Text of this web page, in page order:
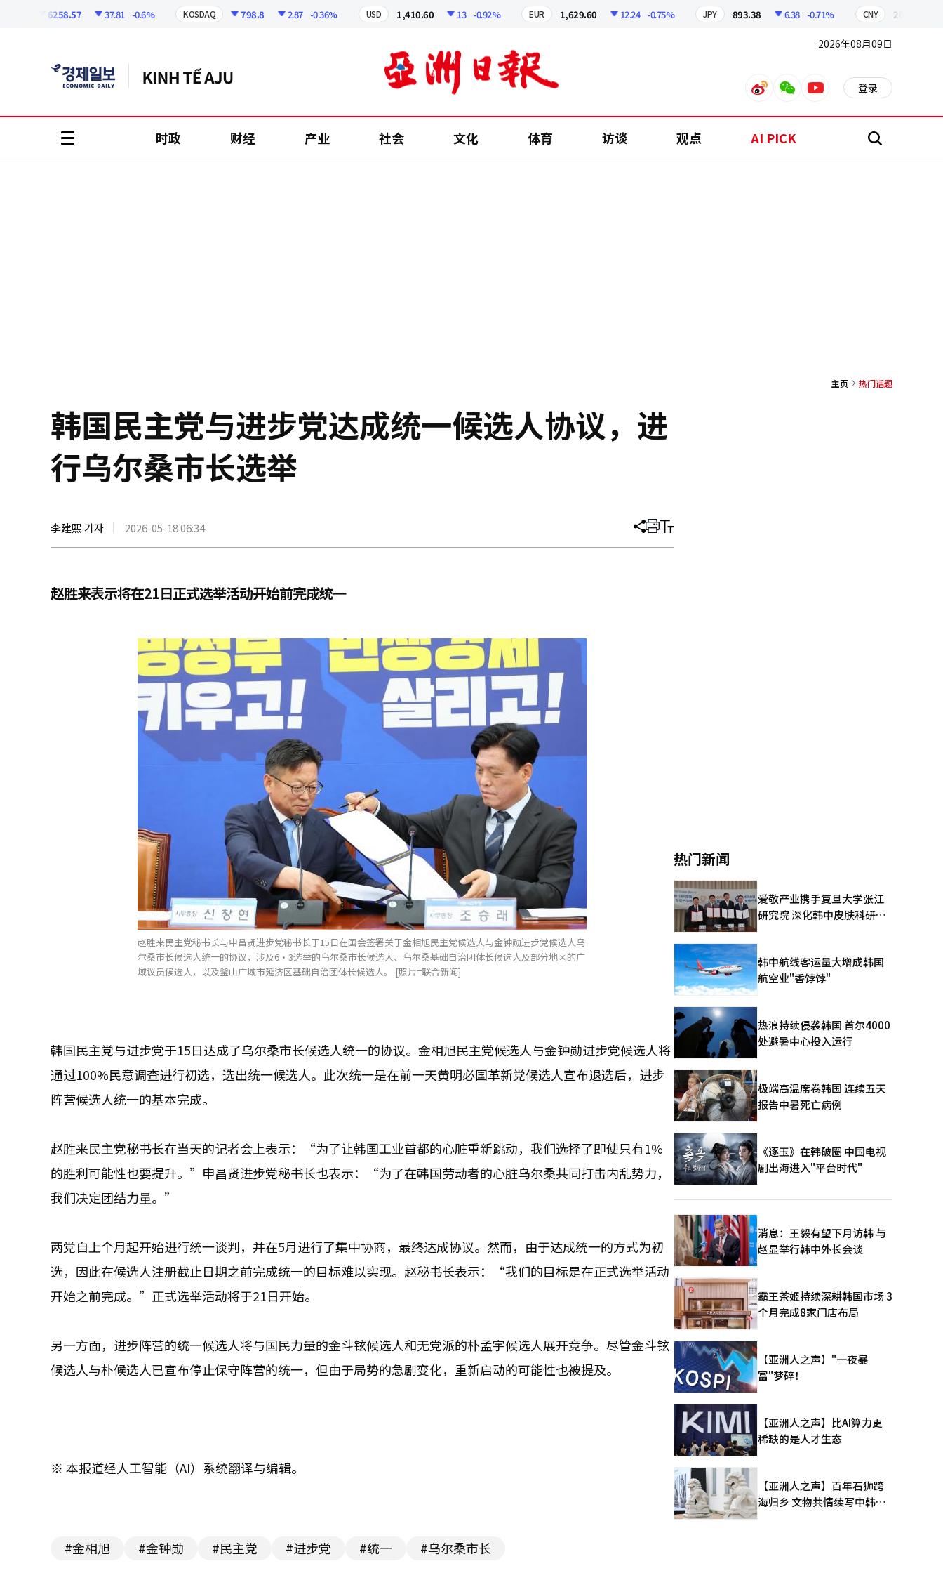
6258.57 37.81 -0.6% KOSDAQ 798.8 2.87 -0.36% USD 1,410.60 13 -0.92% EUR 1,629.60 12.24 -0.75% JPY 893.38 6.38 -0.71% CNY 209.17
2026年08月09日
weiboweixinyoutube 登录
时政 财经 产业 社会 文化 体育 访谈 观点 AI PICK 搜
主页 热门话题
韩国民主党与进步党达成统一候选人协议，进
行乌尔桑市长选举
李建熙 기자 2026-05-18 06:34 分
文
打 调
大
赵胜来表示将在21日正式选举活动开始前完成统一
赵胜来民主党秘书长与申昌贤进步党秘书长于15日在国会签署关于金相旭民主党候选人与金钟勋进步党候选人乌
尔桑市长候选人统一的协议，涉及6·3选举的乌尔桑市长候选人、乌尔桑基础自治团体长候选人及部分地区的广
域议员候选人，以及釜山广域市延济区基础自治团体长候选人。 [照片=联合新闻]
韩国民主党与进步党于15日达成了乌尔桑市长候选人统一的协议。金相旭民主党候选人与金钟勋进步党候选人将
通过100%民意调查进行初选，选出统一候选人。此次统一是在前一天黄明必国革新党候选人宣布退选后，进步
阵营候选人统一的基本完成。
赵胜来民主党秘书长在当天的记者会上表示：“为了让韩国工业首都的心脏重新跳动，我们选择了即使只有1%
的胜利可能性也要提升。”申昌贤进步党秘书长也表示：“为了在韩国劳动者的心脏乌尔桑共同打击内乱势力，
我们决定团结力量。”
两党自上个月起开始进行统一谈判，并在5月进行了集中协商，最终达成协议。然而，由于达成统一的方式为初
选，因此在候选人注册截止日期之前完成统一的目标难以实现。赵秘书长表示：“我们的目标是在正式选举活动
开始之前完成。”正式选举活动将于21日开始。
另一方面，进步阵营的统一候选人将与国民力量的金斗铉候选人和无党派的朴孟宇候选人展开竞争。尽管金斗铉
候选人与朴候选人已宣布停止保守阵营的统一，但由于局势的急剧变化，重新启动的可能性也被提及。
※ 本报道经人工智能（AI）系统翻译与编辑。
#金相旭 #金钟勋 #民主党 #进步党 #统一 #乌尔桑市长
热门新闻
爱敬产业携手复旦大学张江
研究院 深化韩中皮肤科研合
韩中航线客运量大增成韩国
航空业"香饽饽"
热浪持续侵袭韩国 首尔4000
处避暑中心投入运行
极端高温席卷韩国 连续五天
报告中暑死亡病例
《逐玉》在韩破圈 中国电视
剧出海进入"平台时代"
消息：王毅有望下月访韩 与
赵显举行韩中外长会谈
霸王茶姬持续深耕韩国市场 3
个月完成8家门店布局
【亚洲人之声】"一夜暴
富"梦碎！
【亚洲人之声】比AI算力更
稀缺的是人才生态
【亚洲人之声】百年石狮跨
海归乡 文物共情续写中韩人